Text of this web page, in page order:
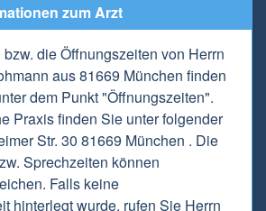
zum Arzt
die Öffnungszeiten von Herrn
aus 81669 München finden
dem Punkt "Öffnungszeiten".
Praxis finden Sie unter folgender
Str. 30 81669 München . Die
Sprechzeiten können
Falls keine
hinterlegt wurde, rufen Sie Herrn